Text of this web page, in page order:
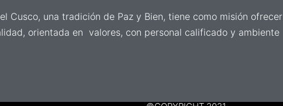
Cusco, una tradición de Paz y Bien, tiene como misión ofrecer
orientada en valores, con personal calificado y ambiente